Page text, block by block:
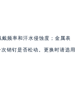
频率和汗水侵蚀度；金属表
销钉是否松动。更换时请选用